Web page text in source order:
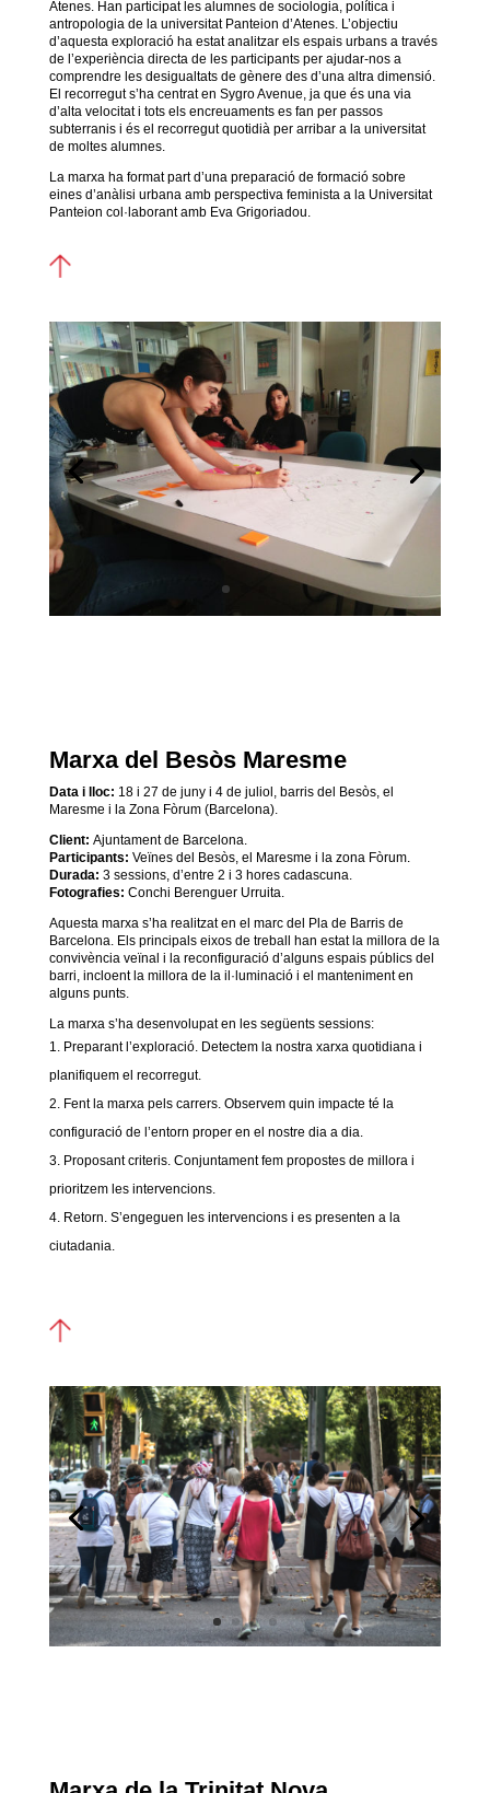
Atenes. Han participat les alumnes de sociologia, política i
antropologia de la universitat Panteion d’Atenes. L’objectiu
d’aquesta exploració ha estat analitzar els espais urbans a través
de l’experiència directa de les participants per ajudar-nos a
comprendre les desigualtats de gènere des d’una altra dimensió.
El recorregut s’ha centrat en Sygro Avenue, ja que és una via
d’alta velocitat i tots els encreuaments es fan per passos
subterranis i és el recorregut quotidià per arribar a la universitat
de moltes alumnes.
La marxa ha format part d’una preparació de formació sobre
eines d’anàlisi urbana amb perspectiva feminista a la Universitat
Panteion col·laborant amb Eva Grigoriadou.
Marxa del Besòs Maresme
Data i lloc: 18 i 27 de juny i 4 de juliol, barris del Besòs, el
Maresme i la Zona Fòrum (Barcelona).
Client: Ajuntament de Barcelona.
Participants: Veïnes del Besòs, el Maresme i la zona Fòrum.
Durada: 3 sessions, d’entre 2 i 3 hores cadascuna.
Fotografies: Conchi Berenguer Urruita.
Aquesta marxa s’ha realitzat en el marc del Pla de Barris de
Barcelona. Els principals eixos de treball han estat la millora de la
convivència veïnal i la reconfiguració d’alguns espais públics del
barri, incloent la millora de la il·luminació i el manteniment en
alguns punts.
La marxa s’ha desenvolupat en les següents sessions:
Preparant l’exploració. Detectem la nostra xarxa quotidiana i
planifiquem el recorregut.
Fent la marxa pels carrers. Observem quin impacte té la
configuració de l’entorn proper en el nostre dia a dia.
Proposant criteris. Conjuntament fem propostes de millora i
prioritzem les intervencions.
Retorn. S’engeguen les intervencions i es presenten a la
ciutadania.